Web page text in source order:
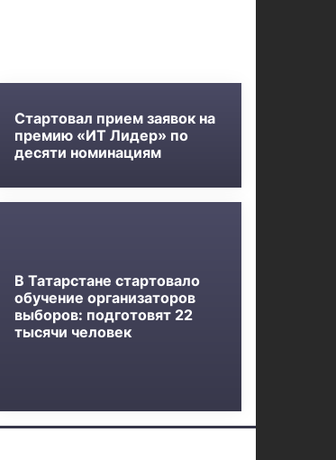
Стартовал прием заявок на
премию «ИТ Лидер» по
десяти номинациям
В Татарстане стартовало
обучение организаторов
выборов: подготовят 22
тысячи человек